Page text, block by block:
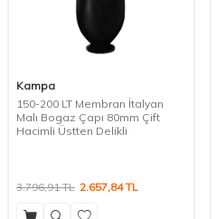
Kampa
150-200 LT Membran İtalyan
Malı Bogaz Çapı 80mm Çift
Hacimli Üstten Delikli
3.796,91TL 2.657,84TL